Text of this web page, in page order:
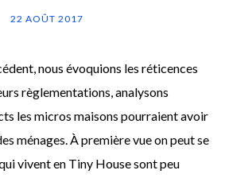
22 AOÛT 2017
nous évoquions les réticences
règlementations, analysons
les micros maisons pourraient avoir
ménages. À première vue on peut se
vivent en Tiny House sont peu